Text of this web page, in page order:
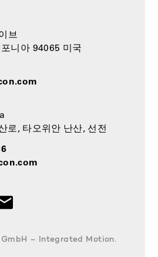
브
니아 94065 미국
로, 타오위안 난산, 선전
– Integrated Motion.